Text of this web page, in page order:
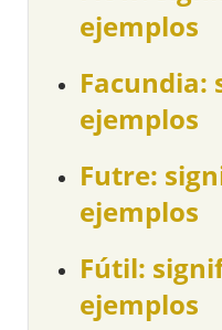
ejemplos
Facundia:
ejemplos
Futre:
ejemplos
Fútil:
ejemplos